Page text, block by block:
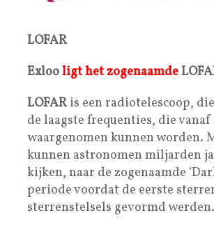
LOFAR
Exlooligt het zogenaamde
LOFARis een radiotelescoop,
de laagste frequenties, die vanaf
waargenomen kunnen worden.
kunnen astronomen miljarden
kijken, naar de zogenaamde
periode voordat de eerste
sterrenstelsels gevormd werden.